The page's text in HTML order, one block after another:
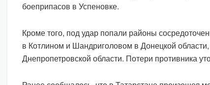
боеприпасов в Успеновке.
Кроме того, под удар попали районы
в Котлином и Шандриголовом в Донецкой
Днепропетровской области. Потери противника